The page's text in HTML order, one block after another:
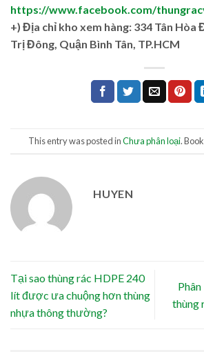
https://www.facebook.com/
+) Địa chỉ kho xem hàng: 334 Tân Hòa
Trị Đông, Quận Bình Tân, TP.HCM
This entry was posted inChưa phân loại.
HUYEN
Tại sao thùng rác HDPE 240
lít được ưa chuộng hơn thùng
nhựa thông thường?
thùng